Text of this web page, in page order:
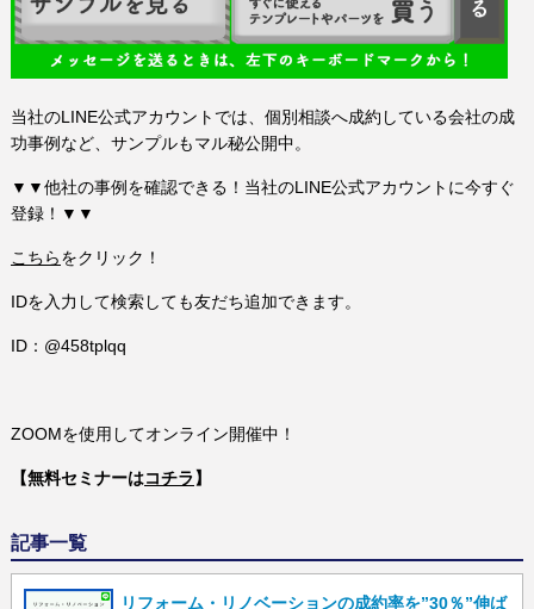
当社のLINE公式アカウントでは、個別相談へ成約している会社の成
功事例など、サンプルもマル秘公開中。
▼▼他社の事例を確認できる！当社のLINE公式アカウントに今すぐ
登録！▼▼
こちらをクリック！
IDを入力して検索しても友だち追加できます。
ID：@458tplqq
ZOOMを使用してオンライン開催中！
【無料セミナーはコチラ 】
記事一覧
リフォーム・リノベーションの成約率を”30％”伸ば